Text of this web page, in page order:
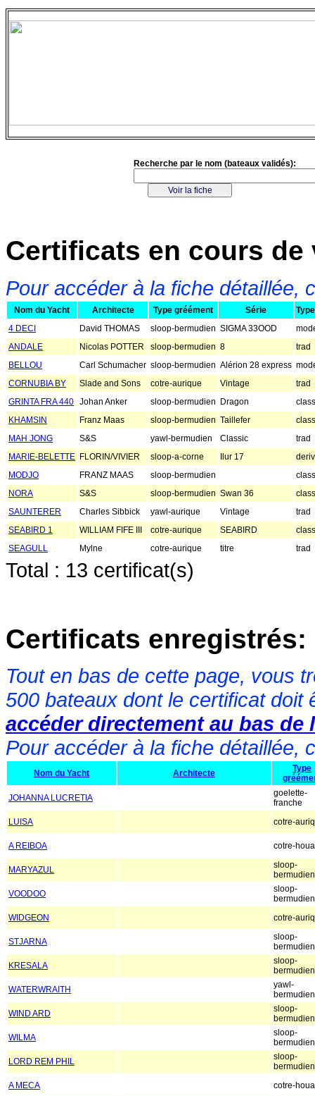
Recherche par le nom (bateaux validés):
Certificats en cours de
Pour accéder à la fiche détaillée,
Nom du Yacht Architecte Type gréément Série
4 DECI
David THOMAS sloop-bermudien SIGMA 33OOD
ANDALE
Nicolas POTTER sloop-bermudien 8
trad
BELLOU
Carl Schumacher sloop-bermudien Alérion 28 express
CORNUBIA BY
Slade and Sons cotre-aurique Vintage
trad
GRINTA FRA 440 Johan Anker sloop-bermudien Dragon
KHAMSIN
Franz Maas sloop-bermudien Taillefer
MAH JONG
S&S yawl-bermudien Classic
trad
MARIE-BELETTE FLORIN/VIVIER sloop-a-corne Ilur 17
MODJO
FRANZ MAAS sloop-bermudien
NORA
S&S sloop-bermudien Swan 36
SAUNTERER
Charles Sibbick yawl-aurique Vintage
trad
SEABIRD 1
WILLIAM FIFE III cotre-aurique SEABIRD
SEAGULL
Mylne cotre-aurique titre trad
Total : 13 certificat(s)
Certificats enregistrés:
Tout en bas de cette page, vous
500 bateaux dont le certificat doit
accéder directement au bas de
Pour accéder à la fiche détaillée,
Nom du Yacht Architecte
Type
JOHANNA LUCRETIA
goelette-
franche
LUISA
cotre-
A REIBOA cotre-
MARYAZUL
sloop-
bermudien
VOODOO
sloop-
bermudien
WIDGEON
cotre-
STJARNA
sloop-
bermudien
KRESALA
sloop-
bermudien
WATERWRAITH
yawl-
bermudien
WIND ARD
sloop-
bermudien
WILMA
sloop-
bermudien
LORD REM PHIL
sloop-
bermudien
A MECA
cotre-